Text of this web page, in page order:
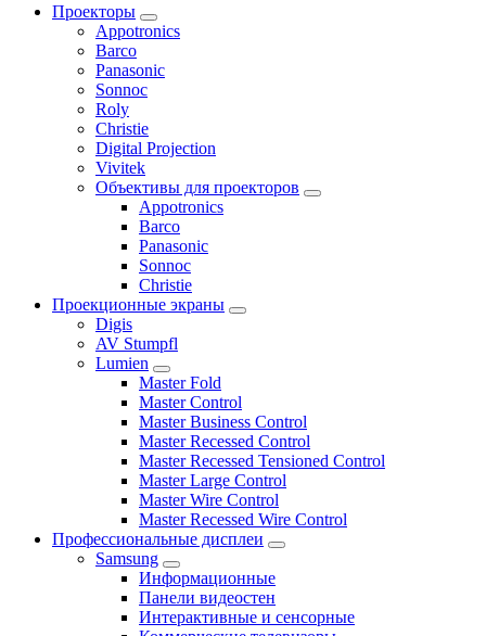
Проекторы
Appotronics
Barco
Panasonic
Sonnoc
Roly
Christie
Digital Projection
Vivitek
Объективы для проекторов
Appotronics
Barco
Panasonic
Sonnoc
Сhristie
Проекционные экраны
Digis
AV Stumpfl
Lumien
Master Fold
Master Control
Master Business Control
Master Recessed Control
Master Recessed Tensioned Control
Master Large Control
Master Wire Control
Master Recessed Wire Control
Профессиональные дисплеи
Samsung
Информационные
Панели видеостен
Интерактивные и сенсорные